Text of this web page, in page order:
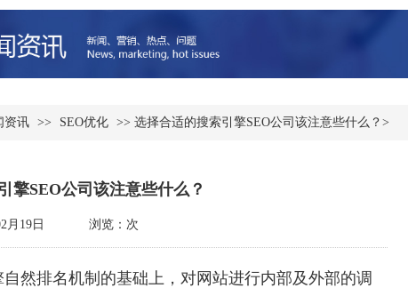
资讯 >> SEO优化 >> 选择合适的搜索引擎SEO公司该注意些什么？>
擎SEO公司该注意些什么？
月19日 浏览： 次
排名机制的基础上，对网站进行内部及外部的调